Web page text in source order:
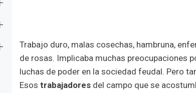
Trabajo duro, malas cosechas, hambruna,
de rosas. Implicaba muchas preocupaciones
luchas de poder en la sociedad feudal. Pero
Esos trabajadores del campo que se